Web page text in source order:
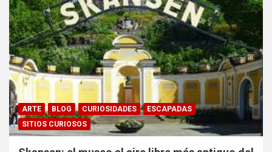
ARTE BLOG CURIOSIDADES
ESCAPADAS
SITIOS CURIOSOS